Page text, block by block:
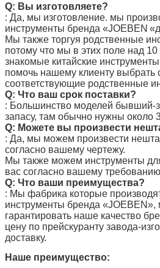
Q: Вы изготовляете?
: Да, мы изготовление. мы
инструменты бренда «JOEBEN
Мы также торгуя родственные
потому что мы в этих поле над
знакомые китайские
помочь нашему клиенту
соответствующие родственные
Q: Что ваш срок поставки?
: Большинство моделей бывший-
запасу, там обычно нужны около
Q: Можете вы произвести
: Да, мы можем произвести
согласно вашему чертежу.
Мы также можем инструменты
вас согласно вашему
Q: Что ваши преимущества?
: Мы фабрика которые
инструменты бренда «JOEBEN»,
гарантировать наше качество
цену по прейскуранту завода-
доставку.
Наше преимущество: